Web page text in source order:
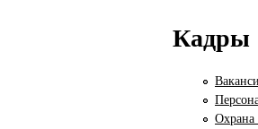
Кадры
Охрана